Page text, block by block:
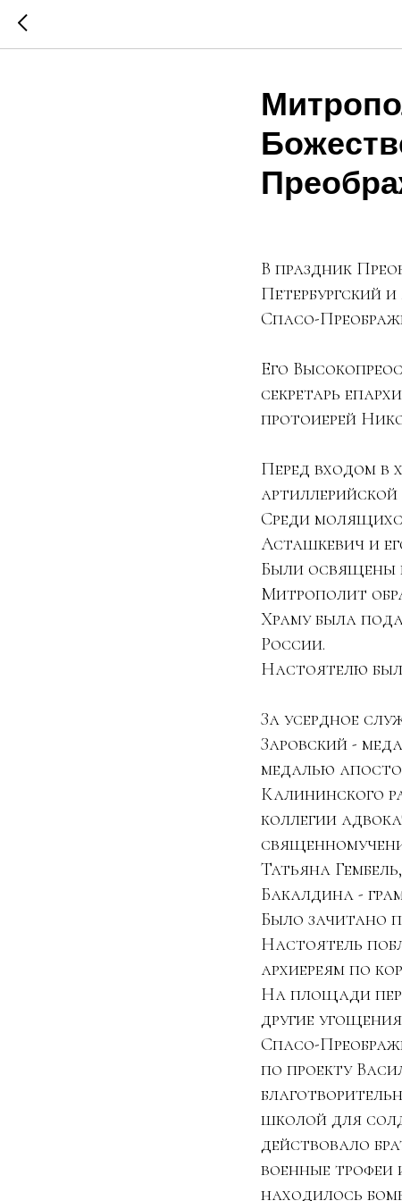
В праздник
Петербургский
Спасо-
Его
секретарь
протоиерей
Перед входом в
Среди
Асташкевич и
Были освящены
Митрополит
Храму была
России.
Настоятелю
За усердное
Заровский -
медалью
Калининского
коллегии
Татьяна
Бакалдина -
Было зачитано
Настоятель
архиереям по
На площади
другие
Спасо-
по проекту
школой для
действовало
военные трофеи
находилось